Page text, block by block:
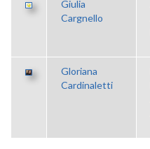
Giulia
Cargnello
Gloriana
Cardinaletti